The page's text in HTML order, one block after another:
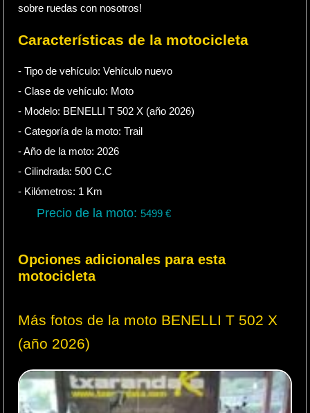
sobre ruedas con nosotros!
Características de la motocicleta
- Tipo de vehículo: Vehículo nuevo
- Clase de vehículo: Moto
- Modelo: BENELLI T 502 X (año 2026)
- Categoría de la moto: Trail
- Año de la moto: 2026
- Cilindrada: 500 C.C
- Kilómetros: 1 Km
Precio de la moto: 5499€
Opciones adicionales para esta
motocicleta
Más fotos de la moto BENELLI T 502 X
(año 2026)